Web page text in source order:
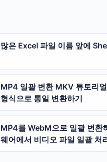
많은 Excel 파일 이름 앞에
MP4 일괄 변환 MKV 튜토리
형식으로 통일 변환하기
MP4를 WebM으로 일괄 변환
웨어에서 비디오 파일 일괄 처